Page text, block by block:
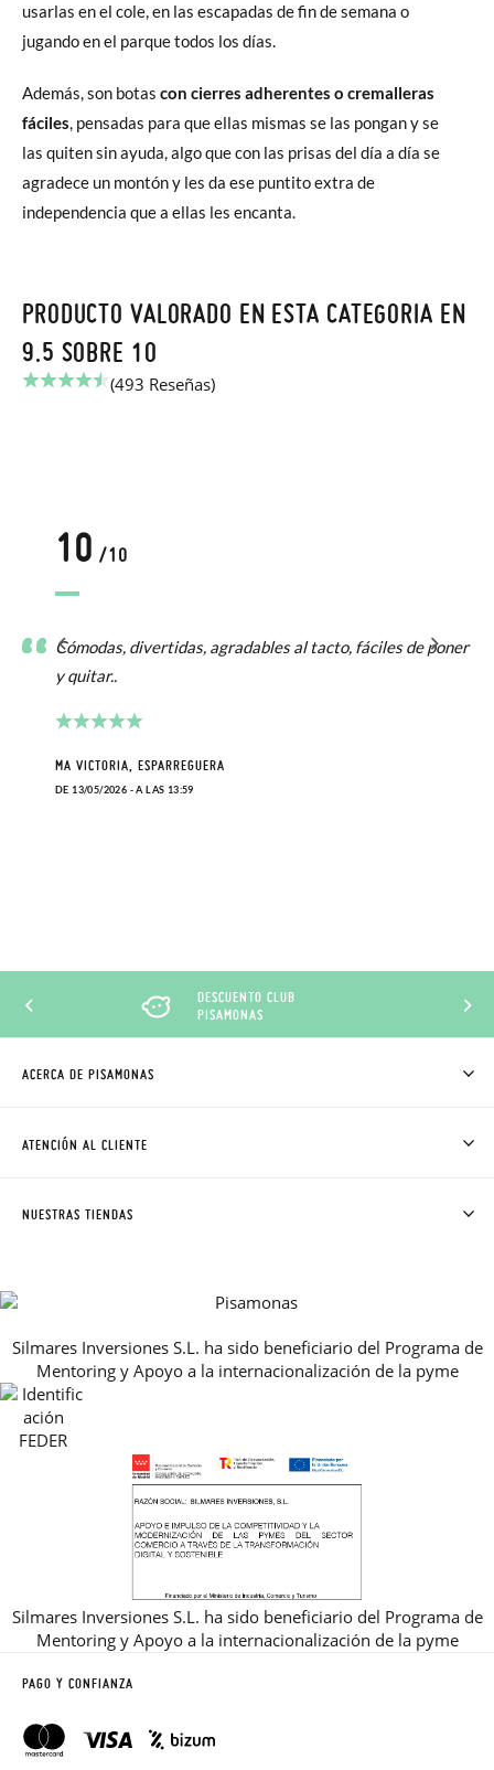
usarlas en el cole, en las escapadas de fin de semana o
jugando en el parque todos los días.
Además, son botas con cierres adherentes o cremalleras
fáciles, pensadas para que ellas mismas se las pongan y se
las quiten sin ayuda, algo que con las prisas del día a día se
agradece un montón y les da ese puntito extra de
independencia que a ellas les encanta.
PRODUCTO VALORADO EN ESTA CATEGORIA EN
9.5 SOBRE 10
(493 Reseñas)
10 /10
Cómodas, divertidas, agradables al tacto, fáciles de poner
y quitar..
MA VICTORIA, ESPARREGUERA
DE 13/05/2026 - A LAS 13:59
DESCUENTO CLUB
PISAMONAS
ACERCA DE PISAMONAS
CÓMO COMPRAR
AVISO LEGAL, PRIVACIDAD Y COOKIES
GUIA DE TALLAS
REBAJAS
ATENCIÓN AL CLIENTE
NUESTRAS TIENDAS
Silmares Inversiones S.L. ha sido beneficiario del Programa de
Mentoring y Apoyo a la internacionalización de la pyme
Silmares Inversiones S.L. ha sido beneficiario del Programa de
Mentoring y Apoyo a la internacionalización de la pyme
PAGO Y CONFIANZA